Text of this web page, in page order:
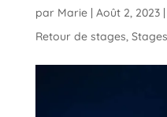
par Marie| Août 2, 2023|
Retour de stages, Stages